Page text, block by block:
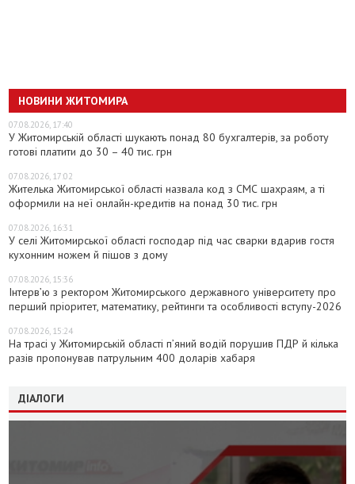
НОВИНИ ЖИТОМИРА
07.08.2026, 17:40
У Житомирській області шукають понад 80 бухгалтерів, за роботу
готові платити до 30 – 40 тис. грн
07.08.2026, 17:02
Жителька Житомирської області назвала код з СМС шахраям, а ті
оформили на неї онлайн-кредитів на понад 30 тис. грн
07.08.2026, 16:31
У селі Житомирської області господар під час сварки вдарив гостя
кухонним ножем й пішов з дому
07.08.2026, 15:36
Інтерв’ю з ректором Житомирського державного університету про
перший пріоритет, математику, рейтинги та особливості вступу-2026
07.08.2026, 15:24
На трасі у Житомирській області п’яний водій порушив ПДР й кілька
разів пропонував патрульним 400 доларів хабаря
ДІАЛОГИ